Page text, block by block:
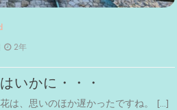
2年
いかに・・・
は、思いのほか遅かったですね。 […]